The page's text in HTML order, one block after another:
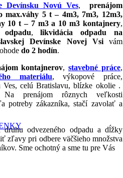
Devínsku Novú Ves, prenájom
5 t – 4m3, 7m3, 12m3,
10 t – 7 m3 a 10 m3 kontajnery,
odpadu,likvidácia odpadu na
Devínske Novej Vsivám
do 2 hodín.
kontajnerov,stavebné práce,
materiálu, výkopové práce,
Ves, celú Bratislavu, blízke okolie .
prenájom rôznych veľkosti
potreby zákazníka, stačí zavolať a
odvezeného odpadu a dĺžky
zľavy pri odbere väčšieho množstva
Sme ochotný a sme tu pre Vás